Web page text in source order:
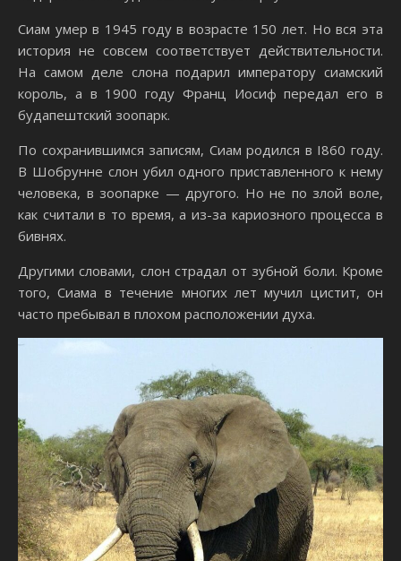
Сиам умер в 1945 году в возрасте 150 лет. Но вся эта
история не совсем соответствует действительности.
На самом деле слона подарил императору сиамский
король, a в 1900 году Франц Иосиф передал его в
будапештский зоопарк.
По сохранившимся записям, Сиам родился в I860 году.
В Шобрунне слон убил одного приставленного к нему
человека, в зоопарке — другого. Но не по злой воле,
как считали в то время, а из-за кариозного процесса в
бивнях.
Другими словами, слон страдал от зубной боли. Кроме
того, Сиама в течение многих лет мучил цистит, он
часто пребывал в плохом расположении духа.